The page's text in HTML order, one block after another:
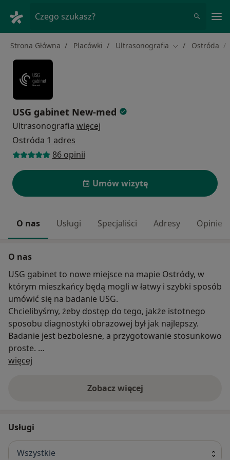
Czego szukasz?
Strona Główna Placówki Ultrasonografia Zmień miasto
Ostróda
USG gabinet New-med
Ultrasonografia więcej
Ostróda 1 adres
86 opinii
Umów wizytę
O nas Usługi Specjaliści Adresy Opinie
O nas
USG gabinet to nowe miejsce na mapie Ostródy, w
którym mieszkańcy będą mogli w łatwy i szybki sposób
umówić się na badanie USG.
Chcielibyśmy, żeby dostęp do tego, jakże istotnego
sposobu diagnostyki obrazowej był jak najlepszy.
Badanie jest bezbolesne, a przygotowanie stosunkowo
proste.
Specjalnego przygotowania wymaga jedynie badanie
badania usg nie wymagają żadnego przygotowania.
moczowego i prostaty:
Dorośli i dzieci powyżej 12 roku życia
więcej
Zobacz więcej
Usługi
Wszystkie